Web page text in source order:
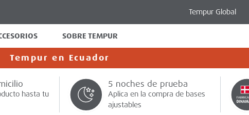
Tempur Global
SOBRE TEMPUR
Tempur en Ecuador
hasta tu
5 noches de prueba
Aplica en la compra de bases
ajustables